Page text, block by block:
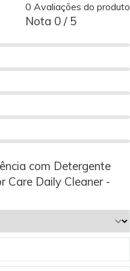
0 Avaliações do produto
Nota 0 / 5
com Detergente
Care Daily Cleaner -